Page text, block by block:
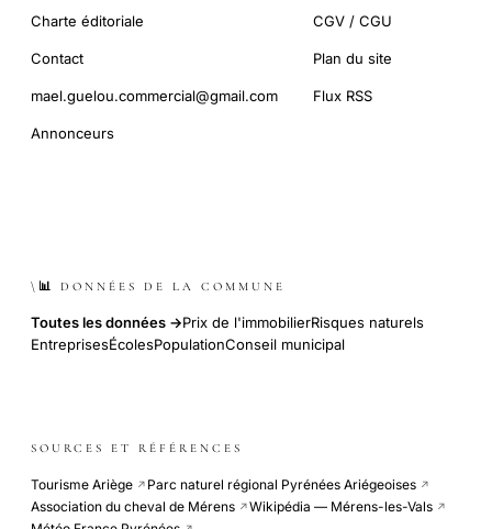
Charte éditoriale
Contact
mael.guelou.commercial@gmail.com
Annonceurs
CGV / CGU
Plan du site
Flux RSS
\📊 DONNÉES DE LA COMMUNE
Toutes les données →Prix de l'immobilierRisques naturels
EntreprisesÉcolesPopulationConseil municipal
SOURCES ET RÉFÉRENCES
Tourisme Ariège ↗ Parc naturel régional Pyrénées Ariégeoises ↗
Association du cheval de Mérens ↗Wikipédia — Mérens-les-Vals ↗